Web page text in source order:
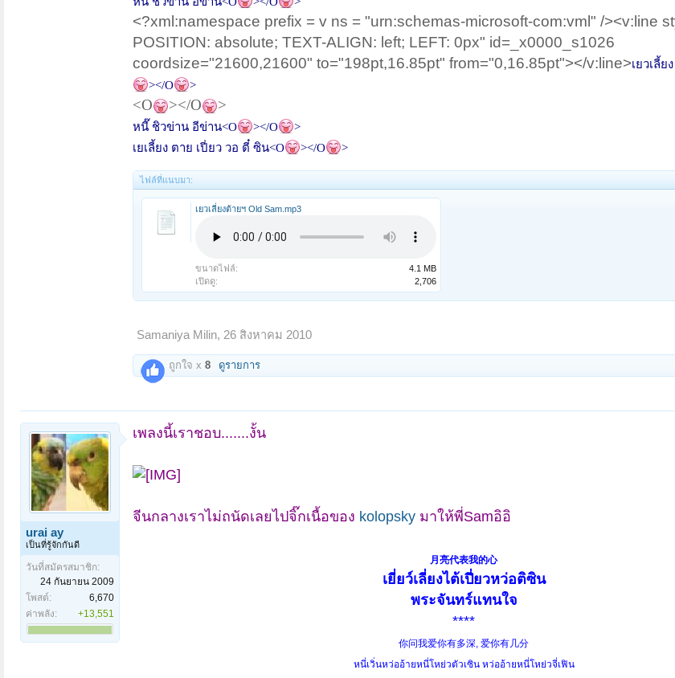
<?xml:namespace prefix = v ns = "urn:schemas-microsoft-com:vml" /><v:line
POSITION: absolute; TEXT-ALIGN: left; LEFT: 0px" id=_x0000_s1026
coordsize="21600,21600" to="198pt,16.85pt" from="0,16.85pt"></v:line>เยวเลี้ย
></O
>
<O ></O >
หนี๊ ชิวข่าน อีข่าน<O ></O
>
เยเลี้ยง ตาย เปี่ยว วอ ตี๋ ซิน<O ></O >
ไฟล์ที่แนบมา:
เยวเลี่ยงต้ายฯ Old Sam.mp3
ขนาดไฟล์:
4.1 MB
เปิดดู:
2,706
Samaniya Milin, 26 สิงหาคม 2010
ถูกใจ x 8 ดูรายการ
urai ay
เป็นที่รู้จักกันดี
วันที่สมัครสมาชิก:
24 กันยายน 2009
โพสต์:
6,670
ค่าพลัง:
+13,551
เพลงนี้เราชอบ.......งั้น
จีนกลางเราไม่ถนัดเลยไปจิ๊กเนื้อของ kolopsky มาให้พี่Samอิอิ
月亮代表我的心
เยี่ยว์เลี่ยงไต้เปี่ยวหว่อติซิน
พระจันทร์แทนใจ
****
你问我爱你有多深, 爱你有几分
หนี่เวิ่นหว่ออ้ายหนี่โหย่วตัวเซิน หว่ออ้ายหนี่โหย่วจี่เฟิน